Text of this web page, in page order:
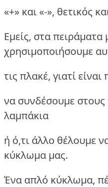
«+» και «-», θετικός
Εμείς, στα πειράματα
χρησιμοποιήσουμε
τις πλακέ, γιατί
να συνδέσουμε
λαμπάκια
ή ό,τι άλλο θέλουμε
κύκλωμα μας.
Ένα απλό κύκλωμα,